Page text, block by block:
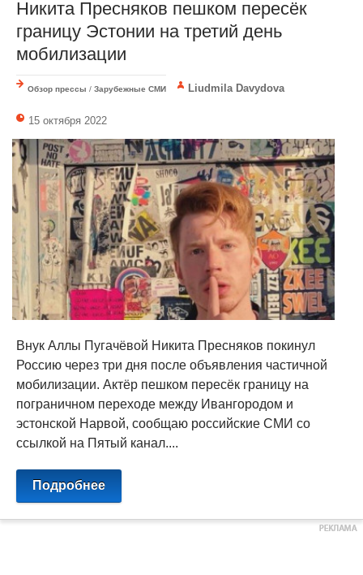
Никита Пресняков пешком пересёк
границу Эстонии на третий день
мобилизации
Обзор прессы / Зарубежные СМИ Liudmila Davydova
15 октября 2022
Внук Аллы Пугачёвой Никита Пресняков покинул
Россию через три дня после объявления частичной
мобилизации. Актёр пешком пересёк границу на
пограничном переходе между Ивангородом и
эстонской Нарвой, сообщаю российские СМИ со
ссылкой на Пятый канал....
Подробнее